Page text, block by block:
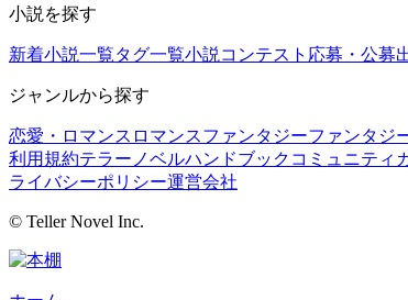
小説を探す
新着小説一覧タグ一覧小説コンテスト応募・公募
ジャンルから探す
恋愛・ロマンス ロマンスファンタジーファンタジ
利用規約テラーノベルハンドブック コミュニティ
ライバシーポリシー運営会社
© Teller Novel Inc.